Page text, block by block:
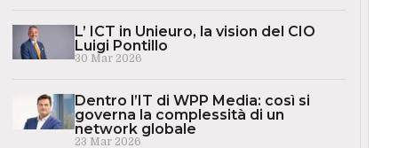
L’ ICT in Unieuro, la vision del CIO
Luigi Pontillo
30 Mar 2026
Dentro l’IT di WPP Media: così si
governa la complessità di un
network globale
23 Mar 2026